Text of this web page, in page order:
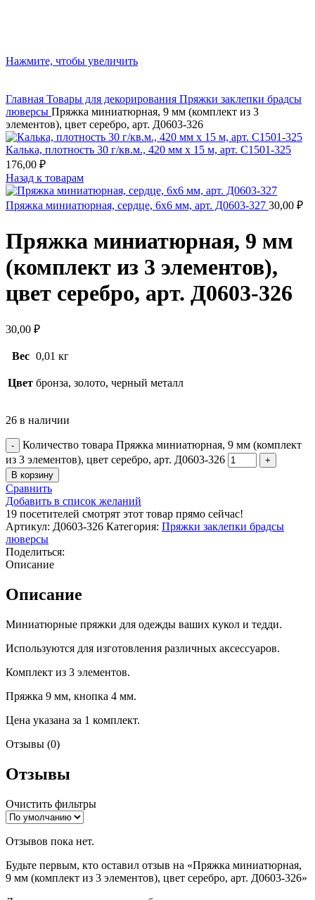
Нажмите, чтобы увеличить
Главная Товары для декорирования Пряжки заклепки брадсы
люверсы Пряжка миниатюрная, 9 мм (комплект из 3
элементов), цвет серебро, арт. Д0603-326
Калька, плотность 30 г/кв.м., 420 мм х 15 м, арт. С1501-325
176,00 ₽
Назад к товарам
Пряжка миниатюрная, сердце, 6х6 мм, арт. Д0603-327 30,00 ₽
Пряжка миниатюрная, 9 мм
(комплект из 3 элементов),
цвет серебро, арт. Д0603-326
30,00 ₽
Вес 0,01 кг
Цвет бронза, золото, черный металл
26 в наличии
Количество товара Пряжка миниатюрная, 9 мм (комплект
из 3 элементов), цвет серебро, арт. Д0603-326
В корзину
Сравнить
Добавить в список желаний
19 посетителей смотрят этот товар прямо сейчас!
Артикул: Д0603-326 Категория: Пряжки заклепки брадсы
люверсы
Поделиться:
Описание
Описание
Миниатюрные пряжки для одежды ваших кукол и тедди.
Используются для изготовления различных аксессуаров.
Комплект из 3 элементов.
Пряжка 9 мм, кнопка 4 мм.
Цена указана за 1 комплект.
Отзывы (0)
Отзывы
Очистить фильтры
Отзывов пока нет.
Будьте первым, кто оставил отзыв на «Пряжка миниатюрная,
9 мм (комплект из 3 элементов), цвет серебро, арт. Д0603-326»